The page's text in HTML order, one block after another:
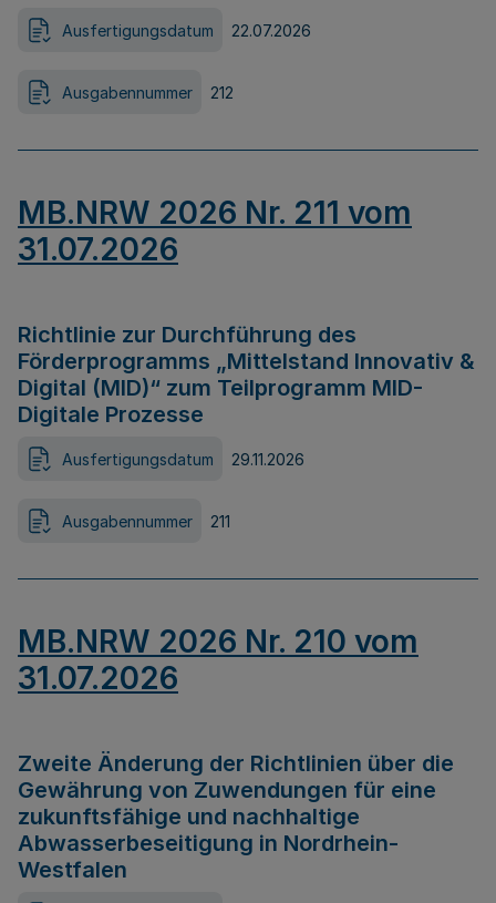
Ausfertigungsdatum 22.07.2026
Ausgabennummer 212
MB.NRW 2026 Nr. 211 vom
31.07.2026
Richtlinie zur Durchführung des
Förderprogramms „Mittelstand Innovativ &
Digital (MID)“ zum Teilprogramm MID-
Digitale Prozesse
Ausfertigungsdatum 29.11.2026
Ausgabennummer 211
MB.NRW 2026 Nr. 210 vom
31.07.2026
Zweite Änderung der Richtlinien über die
Gewährung von Zuwendungen für eine
zukunftsfähige und nachhaltige
Abwasserbeseitigung in Nordrhein-
Westfalen